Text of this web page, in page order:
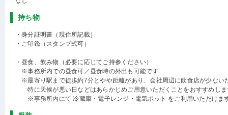
持ち物
・身分証明書（現住所記載）
・ご印鑑（スタンプ式可）
・昼食、飲み物（必要に応じてご持参ください）
※事務所内での昼食可／昼食時の外出も可能です
※最寄り駅まで徒歩約7分とやや距離があり、会社周辺に飲食店が少ない
特に天候が悪い日などはあらかじめご用意いただくことをおすすめしま
※事務所内にて 冷蔵庫・電子レンジ・電気ポット をご利用いただけま